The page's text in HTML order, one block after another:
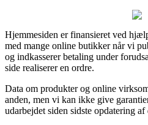
Hjemmesiden er finansieret ved
med mange online butikker når vi
og indkasserer betaling under
side realiserer en ordre.
Data om produkter og online
anden, men vi kan ikke give
udarbejdet siden sidste opdatering af